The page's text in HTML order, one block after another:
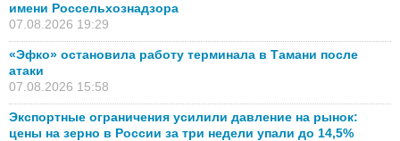
имени Россельхознадзора
07.08.2026 19:29
«Эфко» остановила работу терминала в Тамани после
атаки
07.08.2026 15:58
Экспортные ограничения усилили давление на рынок:
цены на зерно в России за три недели упали до 14,5%